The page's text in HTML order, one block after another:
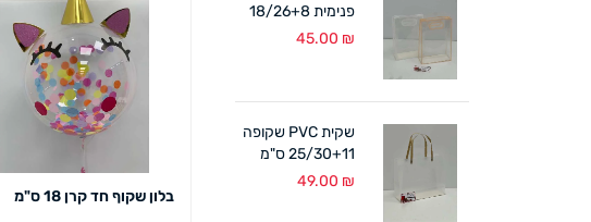
פנימית 18/26+8
ס"מ (10 במארז)45.00 ₪
שקית PVC שקופה
25/30+11 ס"מ
49.00 ₪
בלון שקוף חד קרן 18 ס"מ